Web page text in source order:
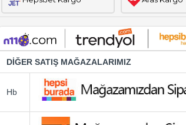
DİĞER SATIŞ MAĞAZALARIMIZ
Hb